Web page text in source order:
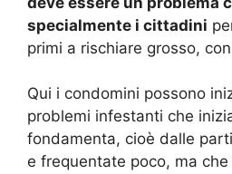
specialmente i cittadini
primi a rischiare grosso,
Qui i condomini possono
problemi infestanti che
fondamenta, cioè dalle
e frequentate poco, ma